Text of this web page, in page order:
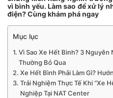
vì bình yếu. Làm sao để xử lý
điện? Cùng khám phá ngay
Mục lục
Vì Sao Xe Hết Bình? 3 Nguyên
Thường Bỏ Qua
Xe Hết Bình Phải Làm Gì?
Trải Nghiệm Thực Tế Khi “Xe
Nghiệp Tại NAT Center